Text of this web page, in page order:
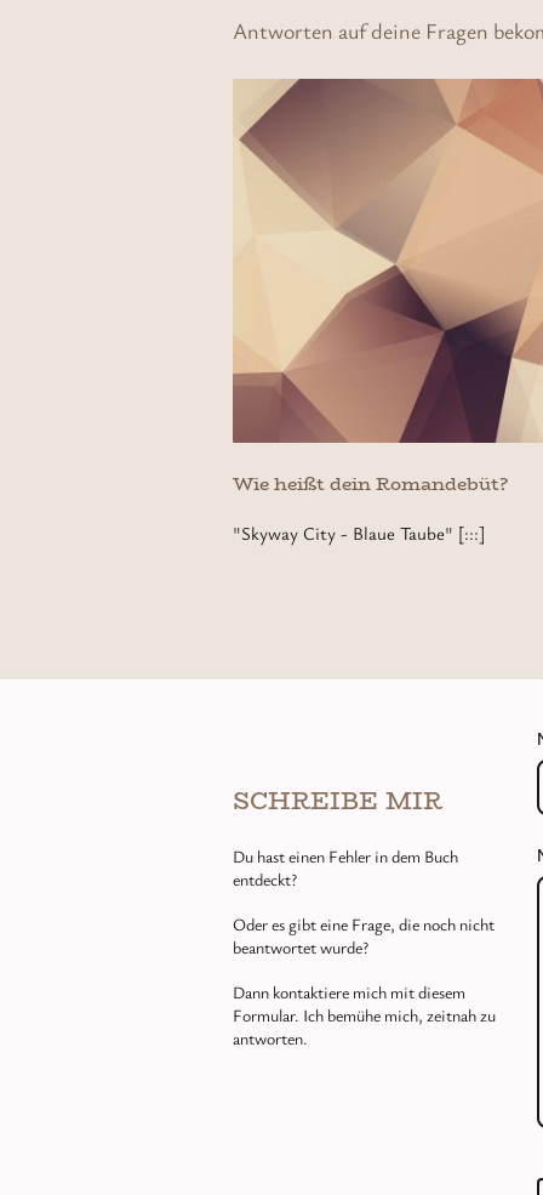
Wie heißt dein Romandebüt?
"Skyway City - Blaue Taube" [:::]
Antworten auf deine Fragen
SCHREIBE MIR
Du hast einen Fehler in dem Buch
entdeckt?
Oder es gibt eine Frage, die noch nicht
beantwortet wurde?
Dann kontaktiere mich mit diesem
Formular. Ich bemühe mich, zeitnah zu
antworten.